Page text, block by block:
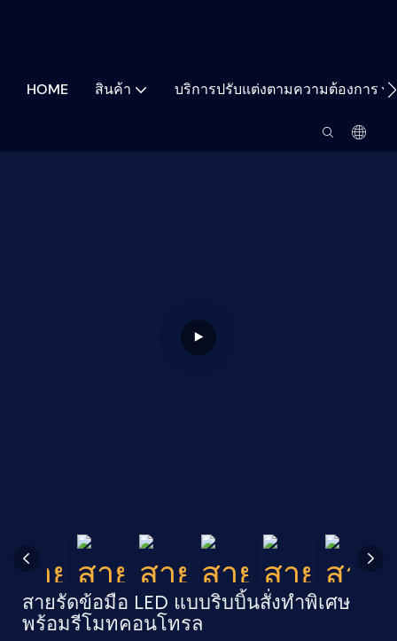
HOME สินค้า บริการปรับแต่งตามความต้องการ
สายรัดข้อมือ LED แบบริบบิ้นสั่งทำพิเศษ
พร้อมรีโมทคอนโทรล